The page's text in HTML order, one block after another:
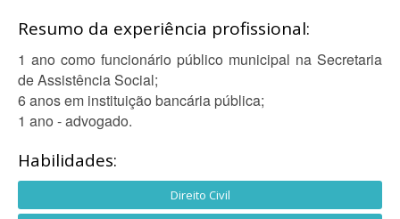
Resumo da experiência profissional:
1 ano como funcionário público municipal na Secretaria
de Assistência Social;
6 anos em instituição bancária pública;
1 ano - advogado.
Habilidades:
Direito Civil